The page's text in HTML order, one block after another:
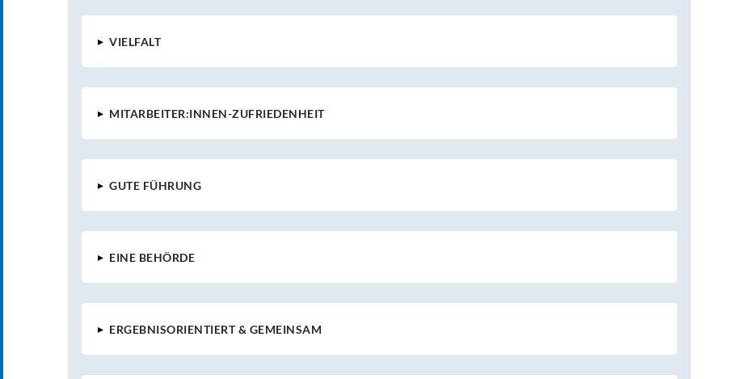
▸ VIELFALT
▸ MITARBEITER:INNEN-ZUFRIEDENHEIT
▸ GUTE FÜHRUNG
▸ EINE BEHÖRDE
▸ ERGEBNISORIENTIERT & GEMEINSAM